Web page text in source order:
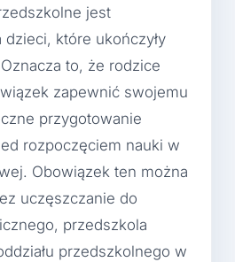
jest
które ukończyły
to, że rodzice
zapewnić swojemu
przygotowanie
rozpoczęciem nauki w
Obowiązek ten można
uczęszczanie do
przedszkola
przedszkolnego w